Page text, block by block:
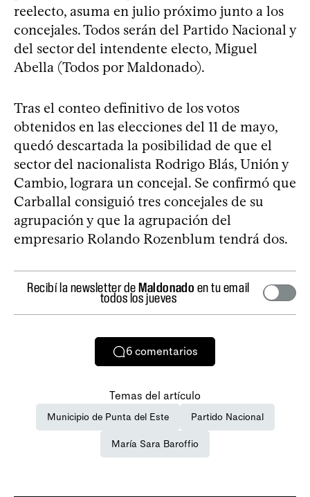
reelecto, asuma en julio próximo junto a los
concejales. Todos serán del Partido Nacional y
del sector del intendente electo, Miguel
Abella (Todos por Maldonado).
Tras el conteo definitivo de los votos
obtenidos en las elecciones del 11 de mayo,
quedó descartada la posibilidad de que el
sector del nacionalista Rodrigo Blás, Unión y
Cambio, lograra un concejal. Se confirmó que
Carballal consiguió tres concejales de su
agrupación y que la agrupación del
empresario Rolando Rozenblum tendrá dos.
Recibí la newsletter deMaldonado en tu email
todos los jueves
6 comentarios
Temas del artículo
Municipio de Punta del Este Partido Nacional
María Sara Baroffio